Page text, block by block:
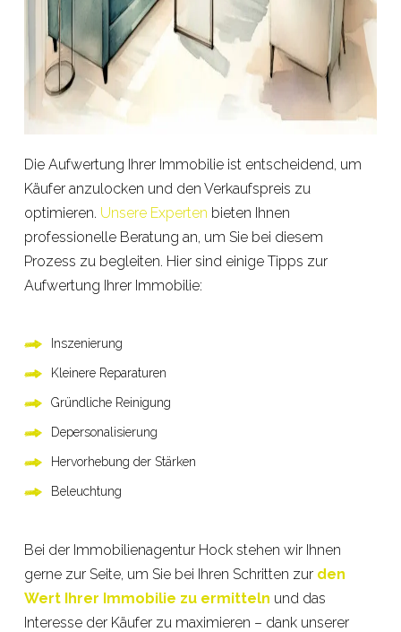
Die Aufwertung Ihrer Immobilie ist entscheidend, um
Käufer anzulocken und den Verkaufspreis zu
optimieren. Unsere Experten bieten Ihnen
professionelle Beratung an, um Sie bei diesem
Prozess zu begleiten. Hier sind einige Tipps zur
Aufwertung Ihrer Immobilie:
Inszenierung
Kleinere Reparaturen
Gründliche Reinigung
Depersonalisierung
Hervorhebung der Stärken
Beleuchtung
Bei der Immobilienagentur Hock stehen wir Ihnen
gerne zur Seite, um Sie bei Ihren Schritten zur den
Wert Ihrer Immobilie zu ermitteln und das
Interesse der Käufer zu maximieren – dank unserer